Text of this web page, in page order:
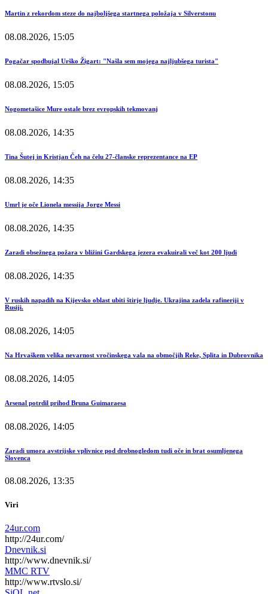
Martin z rekordom steze do najboljšega startnega položaja v Silverstonu
08.08.2026, 15:05
Pogačar spodbujal Urško Žigart: "Našla sem mojega najljubšega turista"
08.08.2026, 15:05
Nogometašice Mure ostale brez evropskih tekmovanj
08.08.2026, 14:35
Tina Šutej in Kristjan Čeh na čelu 27-članske reprezentance na EP
08.08.2026, 14:35
Umrl je oče Lionela messija Jorge Messi
08.08.2026, 14:35
Zaradi obsežnega požara v bližini Gardskega jezera evakuirali več kot 200 ljudi
08.08.2026, 14:35
V ruskih napadih na Kijevsko oblast ubiti štirje ljudje. Ukrajina zadela rafineriji v
Rusiji.
08.08.2026, 14:05
Na Hrvaškem velika nevarnost vročinskega vala na območjih Reke, Splita in Dubrovnika
08.08.2026, 14:05
Arsenal potrdil prihod Bruna Guimaraesa
08.08.2026, 14:05
Zaradi umora avstrijske vplivnice pod drobnogledom tudi oče in brat osumljenega
Slovenca
08.08.2026, 13:35
Viri
24ur.com
http://24ur.com/
Dnevnik.si
http://www.dnevnik.si/
MMC RTV
http://www.rtvslo.si/